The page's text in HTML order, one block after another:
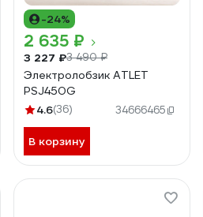
-24%
2 635 ₽
3 227 ₽3 490 ₽
Электролобзик ATLET
PSJ450G
4.6(36) 34666465
В корзину